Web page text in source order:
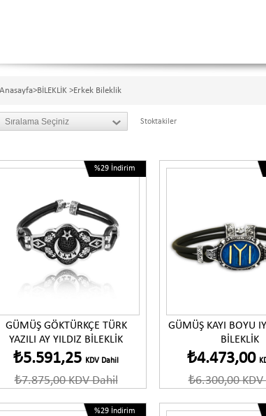
Anasayfa>BİLEKLİK >Erkek Bileklik
Stoktakiler
GÜMÜŞ GÖKTÜRKÇE TÜRK
YAZILI AY YILDIZ BİLEKLİK
₺5.591,25 KDV Dahil
₺7.875,00KDV Dahil
%29 İndirim
GÜMÜŞ KAYI BOYU
BİLEKLİK
₺4.473,00
₺6.300,00
Ürünü İncele
%29 İndirim